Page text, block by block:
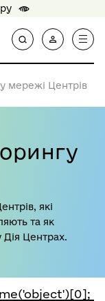
мережі Центрів
які
та як
Центрах.